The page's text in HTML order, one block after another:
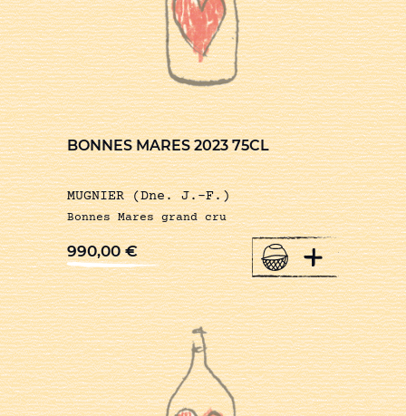
BONNES MARES 2023 75CL
MUGNIER (Dne. J.-F.)
Bonnes Mares grand cru
990,00€ +